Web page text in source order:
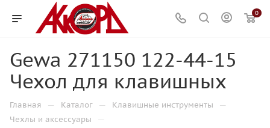
0
Gewa 271150 122-44-15
Чехол для клавишных
Главная — Каталог — Клавишные инструменты —
Чехлы и аксессуары —